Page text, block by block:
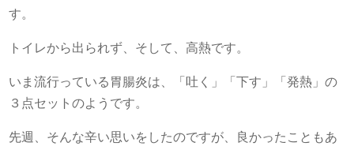
す。
トイレから出られず、そして、高熱です。
いま流行っている胃腸炎は、「吐く」「下す」「発熱」の
３点セットのようです。
先週、そんな辛い思いをしたのですが、良かったこともあ